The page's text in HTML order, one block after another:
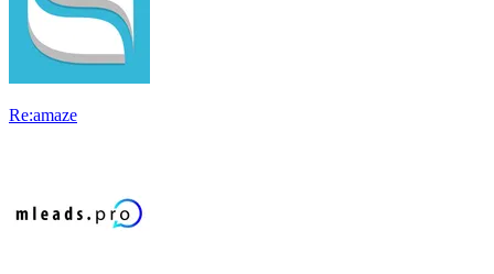
Re:amaze